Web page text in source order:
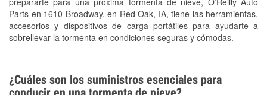
Parts en 1610 Broadway, en Red Oak, IA, tiene las herramientas,
accesorios y dispositivos de carga portátiles para ayudarte a
sobrellevar la tormenta en condiciones seguras y cómodas.
Tornado Supplies
Conoce más
¿Cuáles son los suministros esenciales para